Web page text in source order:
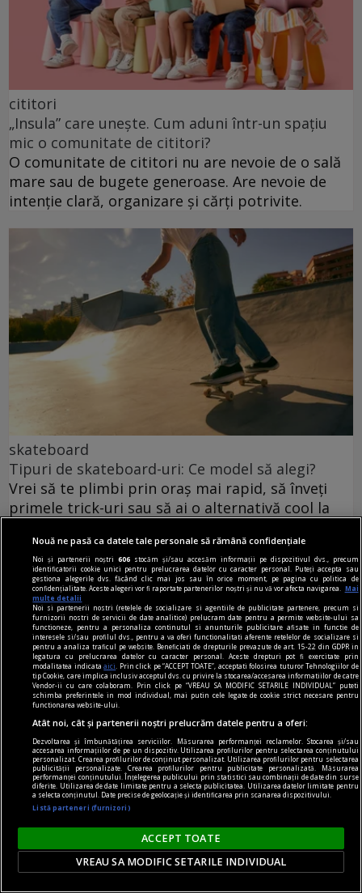
cititori
„Insula” care unește. Cum aduni într-un spațiu
mic o comunitate de cititori?
O comunitate de cititori nu are nevoie de o sală
mare sau de bugete generoase. Are nevoie de
intenție clară, organizare și cărți potrivite.
skateboard
Tipuri de skateboard-uri: Ce model să alegi?
Vrei să te plimbi prin oraș mai rapid, să înveți
primele trick-uri sau să ai o alternativă cool la
diferența între o experiență frustrantă și una
care te motivează să ieși zilnic la skate.
fraudare kilometraj
De ce fraudarea kilometrajului rămâne o
problemă majoră pe piața mașinilor second-
hand?
Nouă ne pasă ca datele tale personale să rămână confidențiale
Noi și partenerii noștri606 stocăm și/sau accesăm informații pe dispozitivul dvs., precum
identificatorii cookie unici pentru prelucrarea datelor cu caracter personal. Puteți accepta sau
gestiona alegerile dvs. făcând clic mai jos sau în orice moment, pe pagina cu politica de
confidențialitate. Aceste alegeri vor fi raportate partenerilor noștri și nu vă vor afecta navigarea.
Mai
multe detalii
Noi si partenerii nostri (retelele de socializare si agentiile de publicitate partenere, precum si
furnizorii nostri de servicii de date analitice) prelucram date pentru a permite website-ului sa
functioneze, pentru a personaliza continutul si anunturile publicitare afisate in functie de
interesele si/sau profilul dvs., pentru a va oferi functionalitati aferente retelelor de socializare si
pentru a analiza traficul pe website. Beneficiati de drepturile prevazute de art. 15-22 din GDPR in
legatura cu prelucrarea datelor cu caracter personal. Aceste drepturi pot fi exercitate prin
modalitatea indicataaici
. Prin click pe “ACCEPT TOATE”, acceptati folosirea tuturor Tehnologiilor de
tip Cookie, care implica inclusiv acceptul dvs. cu privire la stocarea/accesarea informatiilor de catre
Vendor-ii cu care colaboram. Prin click pe “VREAU SA MODIFIC SETARILE INDIVIDUAL” puteti
schimba preferintele in mod individual, mai putin cele legate de cookie strict necesare pentru
functionarea website-ului.
Atât noi, cât și partenerii noștri prelucrăm datele pentru a oferi:
Dezvoltarea și îmbunătățirea serviciilor. Măsurarea performanței reclamelor. Stocarea și/sau
accesarea informațiilor de pe un dispozitiv. Utilizarea profilurilor pentru selectarea conținutului
personalizat. Crearea profilurilor de conținut personalizat. Utilizarea profilurilor pentru selectarea
publicității personalizate. Crearea profilurilor pentru publicitate personalizată. Măsurarea
performanței conținutului. Înțelegerea publicului prin statistici sau combinații de date din surse
diferite. Utilizarea de date limitate pentru a selecta publicitatea. Utilizarea datelor limitate pentru
a selecta conținutul. Date precise de geolocație și identificarea prin scanarea dispozitivului.
Listă parteneri (furnizori)
ACCEPT TOATE
VREAU SA MODIFIC SETARILE INDIVIDUAL